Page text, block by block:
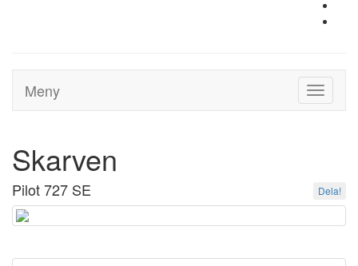
Toggle
Meny
Skarven
Pilot 727 SE Dela!